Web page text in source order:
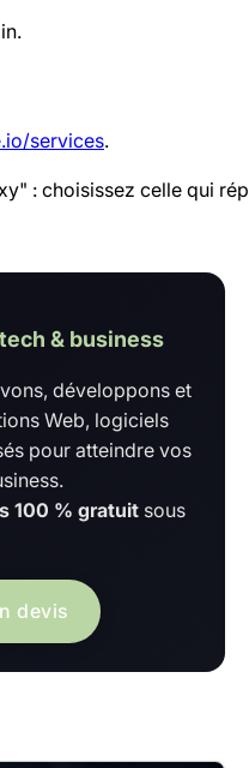
services.
choisissez celle qui
& business
développons et
Web, logiciels
pour atteindre vos
100 % gratuit sous
devis